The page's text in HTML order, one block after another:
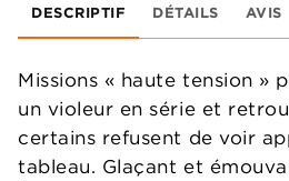
DESCRIPTIF DÉTAILS AVIS
Missions « haute tension »
un violeur en série et
certains refusent de voir
tableau. Glaçant et